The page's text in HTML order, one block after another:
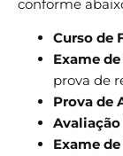
conforme
Curso de
Exame
prova de
Prova de
Exame